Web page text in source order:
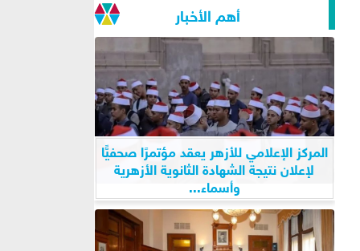
أهم الأخبار
المركز الإعلامي للأزهر يعقد مؤتمرًا صحفيًّا
لإعلان نتيجة الشهادة الثانوية الأزهرية
وأسماء...